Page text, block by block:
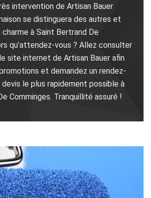
intervention de Artisan Bauer
se distinguera des autres et
à Saint Bertrand De
qu’attendez-vous ? Allez consulter
site internet de Artisan Bauer afin
et demandez un rendez-
le plus rapidement possible à
Comminges. Tranquillité assuré !